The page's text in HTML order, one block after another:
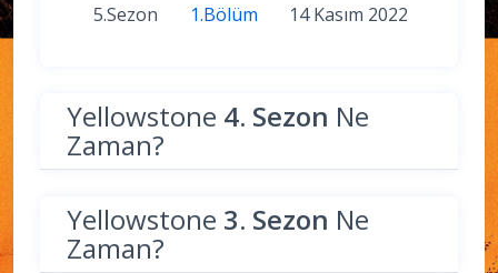
5.Sezon 1.Bölüm 14 Kasım 2022
Yellowstone 4. Sezon Ne
Zaman?
Yellowstone 3. Sezon Ne
Zaman?